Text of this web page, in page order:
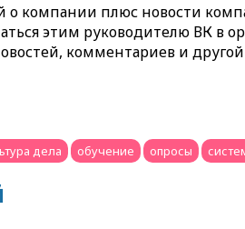
о компании плюс новости
этим руководителю ВК в
комментариев и
дела обучение опросы